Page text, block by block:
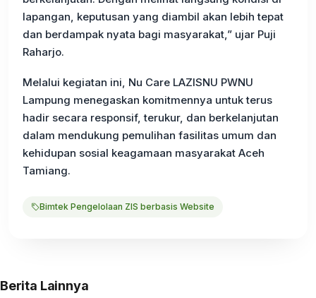
lapangan, keputusan yang diambil akan lebih tepat
dan berdampak nyata bagi masyarakat,” ujar Puji
Raharjo.
Melalui kegiatan ini, Nu Care LAZISNU PWNU
Lampung menegaskan komitmennya untuk terus
hadir secara responsif, terukur, dan berkelanjutan
dalam mendukung pemulihan fasilitas umum dan
kehidupan sosial keagamaan masyarakat Aceh
Tamiang.
Bimtek Pengelolaan ZIS berbasis Website
Berita Lainnya